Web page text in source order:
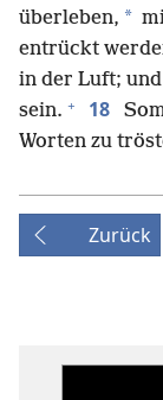
überleben, *
entrückt
in der Luft;
sein. + 18
Worten zu
Zurück